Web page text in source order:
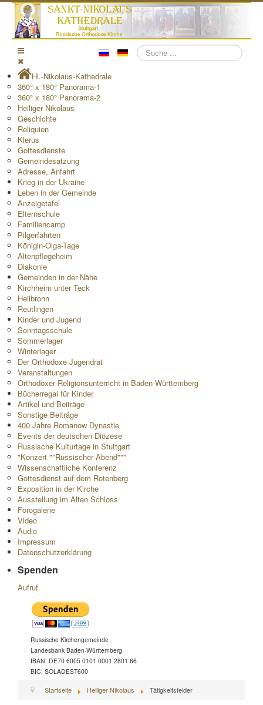
Suchen
Hl.-Nikolaus-Kathedrale
360° x 180° Panorama-1
360° x 180° Panorama-2
Heiliger Nikolaus
Geschichte
Reliquien
Klerus
Gottesdienste
Gemeindesatzung
Adresse, Anfahrt
Krieg in der Ukraine
Leben in der Gemeinde
Anzeigetafel
Elternschule
Familiencamp
Pilgerfahrten
Königin-Olga-Tage
Altenpflegeheim
Diakonie
Gemeinden in der Nähe
Kirchheim unter Teck
Heilbronn
Reutlingen
Kinder und Jugend
Sonntagsschule
Sommerlager
Winterlager
Der Orthodoxe Jugendrat
Veranstaltungen
Orthodoxer Religionsunterricht in Baden-Württemberg
Bücherregal für Kinder
Artikel und Beiträge
Sonstige Beiträge
400 Jahre Romanow Dynastie
Events der deutschen Diözese
Russische Kulturtage in Stuttgart
"Konzert ""Russischer Abend"""
Wissenschaftliche Konferenz
Gottesdienst auf dem Rotenberg
Exposition in der Kirche
Ausstellung im Alten Schloss
Forogalerie
Video
Audio
Impressum
Datenschutzerklärung
Spenden
Aufruf
Russische Kirchengemeinde
Landesbank Baden-Württemberg
IBAN: DE70 6005 0101 0001 2801 66
BIC: SOLADEST600
Startseite Heiliger Nikolaus Tätigkeitsfelder